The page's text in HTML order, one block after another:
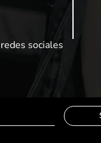
sociales